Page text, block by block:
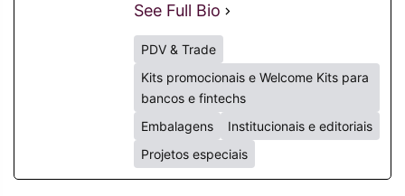
See Full Bio
PDV & Trade
Kits promocionais e Welcome Kits para
bancos e fintechs
Embalagens
Institucionais e editoriais
Projetos especiais